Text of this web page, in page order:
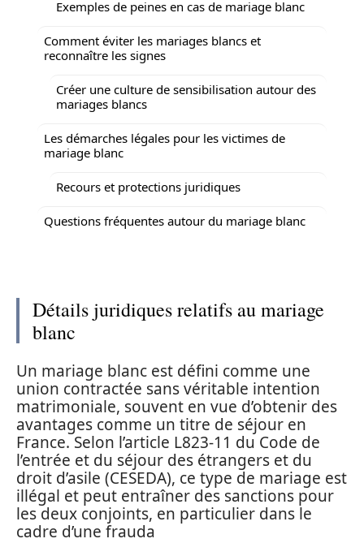
Exemples de peines en cas de mariage blanc
Comment éviter les mariages blancs et
reconnaître les signes
Créer une culture de sensibilisation autour des
mariages blancs
Les démarches légales pour les victimes de
mariage blanc
Recours et protections juridiques
Questions fréquentes autour du mariage blanc
Détails juridiques relatifs au mariage
blanc
Un mariage blanc est défini comme une
union contractée sans véritable intention
matrimoniale, souvent en vue d’obtenir des
avantages comme un titre de séjour en
France. Selon l’article L823-11 du Code de
l’entrée et du séjour des étrangers et du
droit d’asile (CESEDA), ce type de mariage est
illégal et peut entraîner des sanctions pour
les deux conjoints, en particulier dans le
cadre d’une frauda